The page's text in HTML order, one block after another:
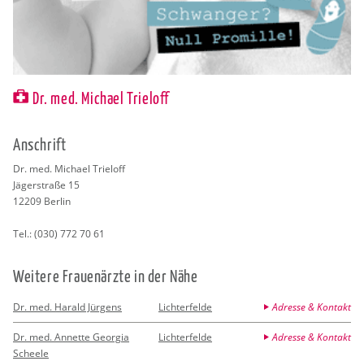
Dr. med. Michael Trieloff
An­schrift
Dr. med. Mi­cha­el Trie­loff
Jä­ger­stra­ße 15
12209 Ber­lin
Tel.:(030) 772 70 61
Wei­te­re Frau­en­ärz­te in der Nähe
Dr. med. Harald Jürgens Lichterfelde Adresse & Kontakt
Dr. med. Annette Georgia
Scheele
Lichterfelde Adresse & Kontakt